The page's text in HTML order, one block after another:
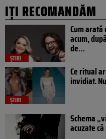
IȚI RECOMANDĂM
ȘTIRI
Cum
acum,
de…
ȘTIRI
Ce ritual
invidiat.
Schema
acuzate